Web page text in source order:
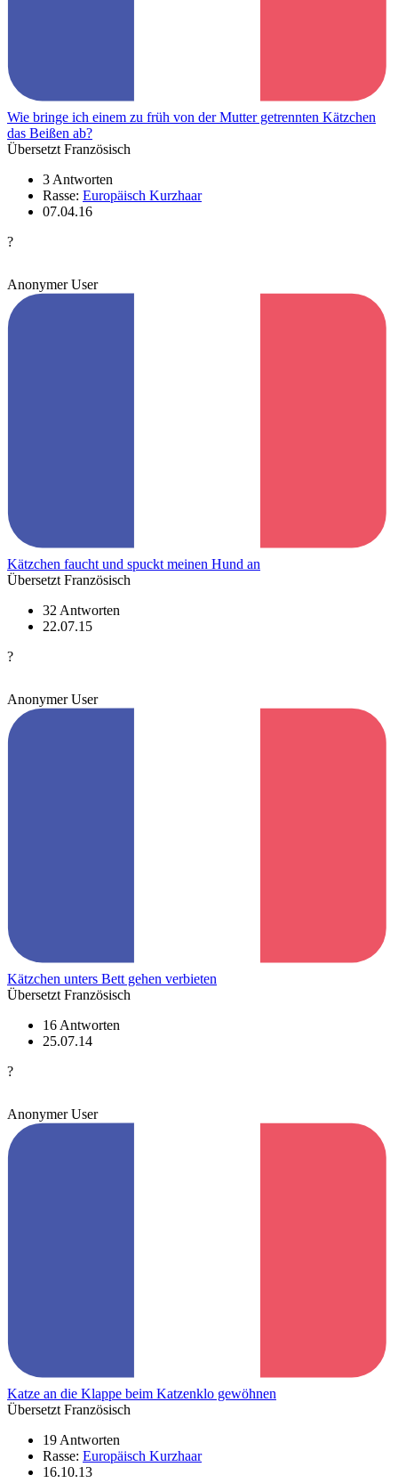
Wie bringe ich einem zu früh von der Mutter getrennten Kätzchen
das Beißen ab?
Übersetzt Französisch
3 Antworten
Rasse: Europäisch Kurzhaar
07.04.16
?
Anonymer User
Kätzchen faucht und spuckt meinen Hund an
Übersetzt Französisch
32 Antworten
22.07.15
?
Anonymer User
Kätzchen unters Bett gehen verbieten
Übersetzt Französisch
16 Antworten
25.07.14
?
Anonymer User
Katze an die Klappe beim Katzenklo gewöhnen
Übersetzt Französisch
19 Antworten
Rasse: Europäisch Kurzhaar
16.10.13